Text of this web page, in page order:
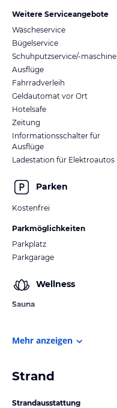
Weitere Serviceangebote
Wäscheservice
Bügelservice
Schuhputzservice/-maschine
Ausflüge
Fahrradverleih
Geldautomat vor Ort
Hotelsafe
Zeitung
Informationsschalter für
Ausflüge
Ladestation für Elektroautos
Parken
Kostenfrei
Parkmöglichkeiten
Parkplatz
Parkgarage
Wellness
Sauna
Mehr anzeigen
Strand
Strandausstattung